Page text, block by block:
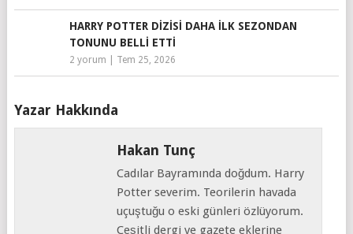
HARRY POTTER DIZISI DAHA İLK SEZONDAN
TONUNU BELLI ETTI
2 yorum Tem 25, 2026
Yazar Hakkında
Hakan Tunç
Cadılar Bayramında doğdum. Harry
Potter severim. Teorilerin havada
uçuştuğu o eski günleri özlüyorum.
Çeşitli dergi ve gazete eklerine